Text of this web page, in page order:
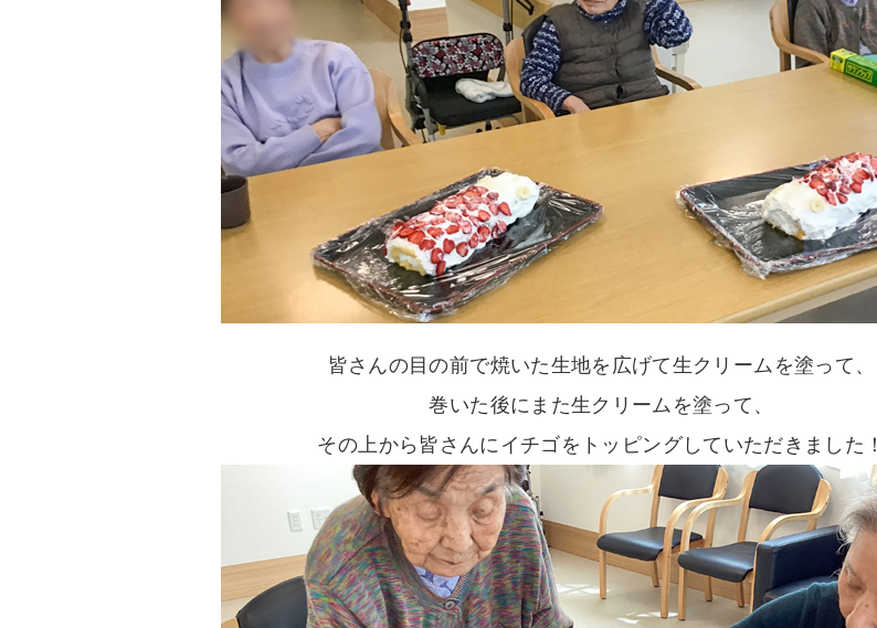
皆さんの目の前で焼いた生地を広げて生クリームを塗って、
巻いた後にまた生クリームを塗って、
その上から皆さんにイチゴをトッピングしていただきました！